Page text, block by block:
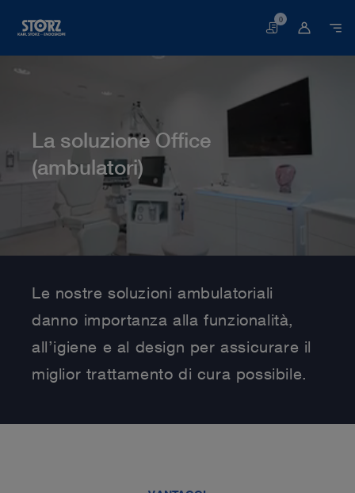
Carrello
0
La soluzione Office (ambulatori)
La soluzione Office
(ambulatori)
Le nostre soluzioni ambulatoriali
danno importanza alla funzionalità,
all’igiene e al design per assicurare il
miglior trattamento di cura possibile.